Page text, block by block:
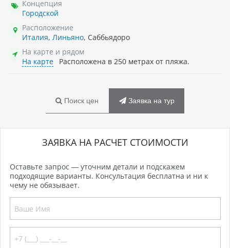
Концепция
Городской
Расположение
Италия, Линьяно, Саббьядоро
На карте и рядом
На карте
Расположена в 250 метрах от пляжа.
Поиск цен Заявка на тур
ЗАЯВКА НА РАСЧЕТ СТОИМОСТИ
Оставьте запрос — уточним детали и подскажем
подходящие варианты. Консультация бесплатна и ни к
чему не обязывает.